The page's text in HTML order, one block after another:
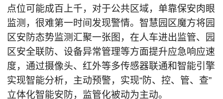
点位可能成百上千，对于公共区域，单靠保安肉眼
监测，很难第一时间发现警情。智慧园区魔方将园
区安防态势监测汇聚一张图，在人车进出监管、园
区安全联防、设备异常管理等方面提升应急响应速
度，通过摄像头、红外等多传感器联通和智能引擎
实现智能分析，主动预警，实现“防、控、管、查”
立体化智能安防，监管化被动为主动。